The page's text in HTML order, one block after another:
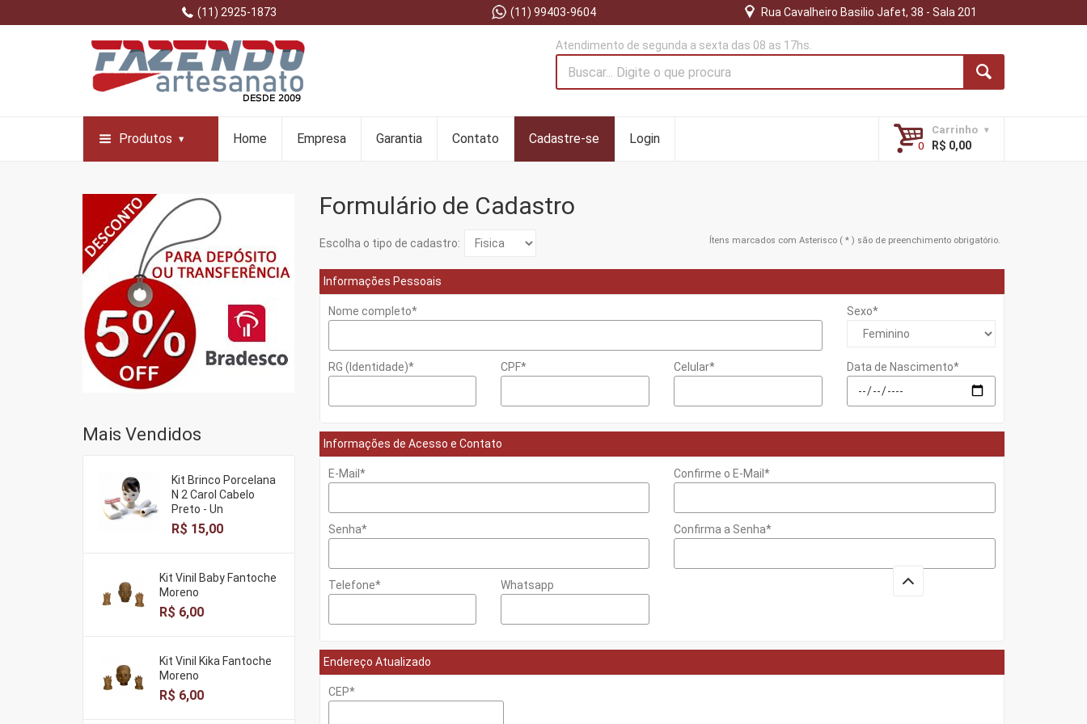
(11) 2925-1873 (11) 99403-9604 Rua Cavalheiro Basilio Jafet, 38 - Sala 201
Atendimento de segunda a sexta das 08 as 17hs.
Produtos Home Empresa Garantia Contato Cadastre-se Login
Carrinho
R$ 0,00
Mais Vendidos
Kit Brinco Porcelana
N 2 Carol Cabelo
Preto - Un
R$ 15,00
Kit Vinil Baby Fantoche
Moreno
R$ 6,00
Kit Vinil Kika Fantoche
Moreno
R$ 6,00
Formulário de Cadastro
Escolha o tipo de cadastro: Ítens marcados com Asterisco ( * ) são de preenchimento obrigatório.
Informações Pessoais
Nome completo* Sexo*
RG (Identidade)* CPF* Celular* Data de Nascimento*
Informações de Acesso e Contato
E-Mail* Confirme o E-Mail*
Senha* Confirma a Senha*
Telefone* Whatsapp
Endereço Atualizado
CEP*